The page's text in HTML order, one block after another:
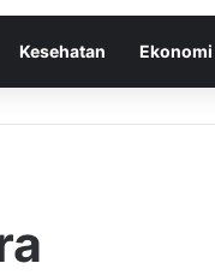
Kesehatan Ekonomi